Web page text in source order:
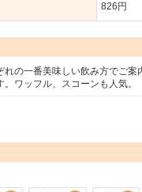
826円
の一番美味しい飲み方でご
ワッフル、スコーンも人気。